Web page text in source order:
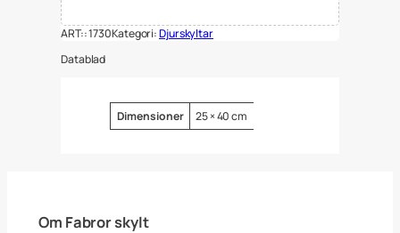
V
r
r
ART::1730Kategori:Djurskyltar
Datablad
Attribut Värde
Dimensioner 25 × 40 cm
Om Fabror skylt